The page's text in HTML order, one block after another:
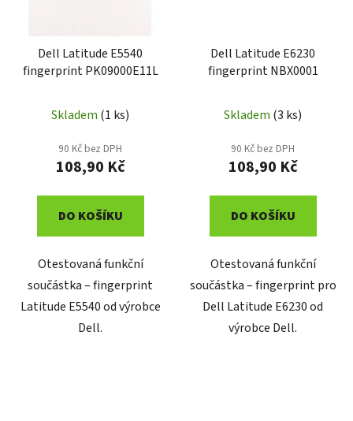
Dell Latitude E5540
fingerprint PK09000E11L
Skladem (1 ks)
90 Kč bez DPH
108,90 Kč
DO KOŠÍKU
Otestovaná funkční
součástka – fingerprint
Latitude E5540 od výrobce
Dell.
Dell Latitude E6230
fingerprint NBX0001
Skladem (3 ks)
90 Kč bez DPH
108,90 Kč
DO KOŠÍKU
Otestovaná funkční
součástka – fingerprint pro
Dell Latitude E6230 od
výrobce Dell.